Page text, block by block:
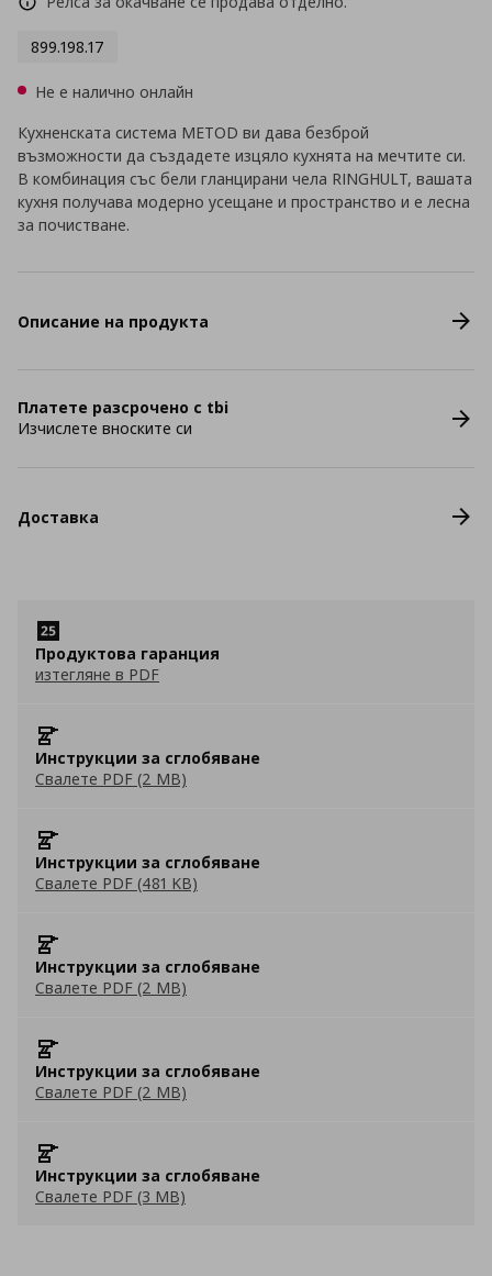
899.198.17
Не е налично онлайн
Кухненската система METOD ви дава безброй
възможности да създадете изцяло кухнята на мечтите си.
В комбинация със бели гланцирани чела RINGHULT, вашата
кухня получава модерно усещане и пространство и е лесна
за почистване.
Описание на продукта
Платете разсрочено с tbi
Изчислете вноските си
Доставка
Продуктова гаранция
изтегляне в PDF
Инструкции за сглобяване
Свалете PDF (2 MB)
Инструкции за сглобяване
Свалете PDF (481 KB)
Инструкции за сглобяване
Свалете PDF (2 MB)
Инструкции за сглобяване
Свалете PDF (2 MB)
Инструкции за сглобяване
Свалете PDF (3 MB)